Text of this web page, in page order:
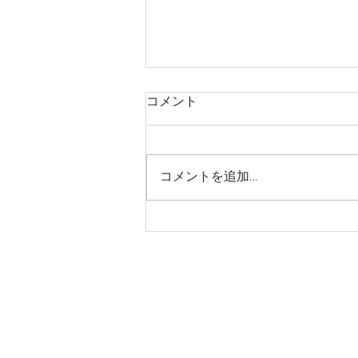
ホームページを見直し中で
コメント
コメントを追加…